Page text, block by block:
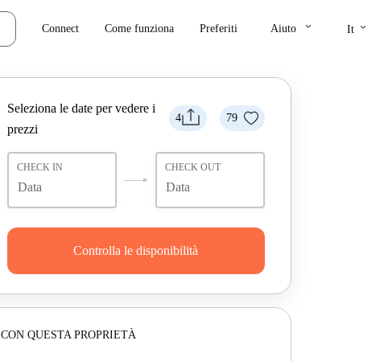
Connect Come funziona Preferiti Aiuto keyboard_arrow_down It keyboard_arrow_down
4 79
Seleziona le date per vedere i
prezzi
CHECK IN CHECK OUT
Controlla le disponibilità
CON QUESTA PROPRIETÀ